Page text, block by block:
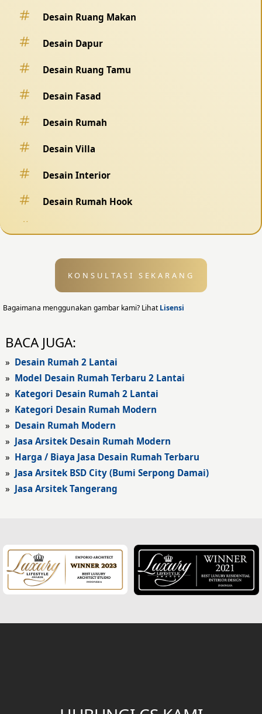
Desain Ruang Makan
Desain Dapur
Desain Ruang Tamu
Desain Fasad
Desain Rumah
Desain Villa
Desain Interior
Desain Rumah Hook
Desain Eksterior
Desain Eksterior Rumah
Desain Rumah Modern
Fasad Rumah Modern
Fasad Kantor
Fasad Hotel
Fasad Rumah Klasik
Desain Rumah Mediteran
Fasad Rumah Mediteran
Desain Rumah Villa Bali
Desain Ruang Multifungsi
KONSULTASI SEKARANG
Bagaimana menggunakan gambar kami? LihatLisensi
BACA JUGA:
» Desain Rumah 2 Lantai
» Model Desain Rumah Terbaru 2 Lantai
» Kategori Desain Rumah 2 Lantai
» Kategori Desain Rumah Modern
» Desain Rumah Modern
» Jasa Arsitek Desain Rumah Modern
» Harga / Biaya Jasa Desain Rumah Terbaru
» Jasa Arsitek BSD City (Bumi Serpong Damai)
» Jasa Arsitek Tangerang